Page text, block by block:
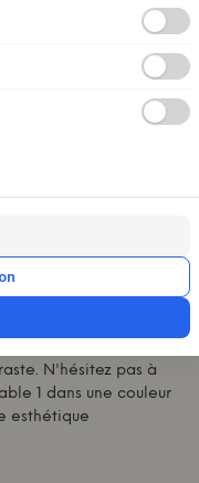
et Viktor
discrètement la
les câbles visibles
une
design conscient. La
scandinave
– de la cuisine au
charger vos appareils
USB-C intégrés ou
équipements. La
gamme de
N'hésitez pas à
1 dans une couleur
esthétique